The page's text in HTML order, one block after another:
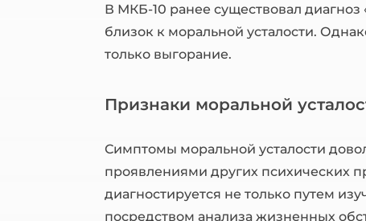
В МКБ-10 ранее существовал
близок к моральной усталости.
только выгорание.
Признаки моральной
Симптомы моральной усталости
проявлениями других психических
диагностируется не только путем
посредством анализа жизненных